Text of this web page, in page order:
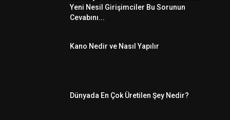
Yeni Nesil Girişimciler Bu Sorunun
Cevabını...
Kano Nedir ve Nasıl Yapılır
Dünyada En Çok Üretilen Şey Nedir?